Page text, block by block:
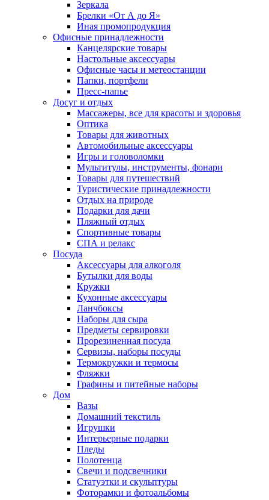
Зеркала
Брелки «От А до Я»
Иная промопродукция
Офисные принадлежности
Канцелярские товары
Настольные аксессуары
Офисные часы и метеостанции
Папки, портфели
Пресс-папье
Досуг и отдых
Массажеры, все для красоты и здоровья
Оптика
Товары для животных
Автомобильные аксессуары
Игры и головоломки
Мультитулы, инструменты, фонари
Товары для путешествий
Туристические принадлежности
Отдых на природе
Подарки для дачи
Пляжный отдых
Спортивные товары
СПА и релакс
Посуда
Аксессуары для алкоголя
Бутылки для воды
Кружки
Кухонные аксессуары
Ланчбоксы
Наборы для сыра
Предметы сервировки
Прорезиненная посуда
Сервизы, наборы посуды
Термокружки и термосы
Фляжки
Графины и питейные наборы
Дом
Вазы
Домашний текстиль
Игрушки
Интерьерные подарки
Пледы
Полотенца
Свечи и подсвечники
Статуэтки и скульптуры
Фоторамки и фотоальбомы